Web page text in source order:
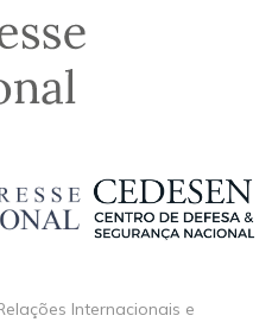
Internacionais e